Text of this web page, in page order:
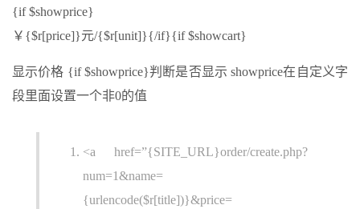
{if $showprice}
￥{$r[price]}元/{$r[unit]}{/if}{if $showcart}
显示价格 {if $showprice}判断是否显示 showprice在自定义字
段里面设置一个非0的值
<a href=”{SITE_URL}order/create.php?
num=1&name=
{urlencode($r[title])}&price=